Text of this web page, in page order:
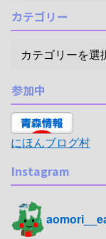
カテゴリー
参加中
にほんブログ村
Instagram